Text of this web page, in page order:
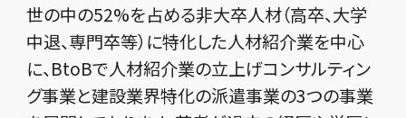
世の中の52%を占める非大卒人材（高卒、大学
中退、専門卒等）に特化した人材紹介業を中心
に、BtoBで人材紹介業の立上げコンサルティン
グ事業と建設業界特化の派遣事業の3つの事業